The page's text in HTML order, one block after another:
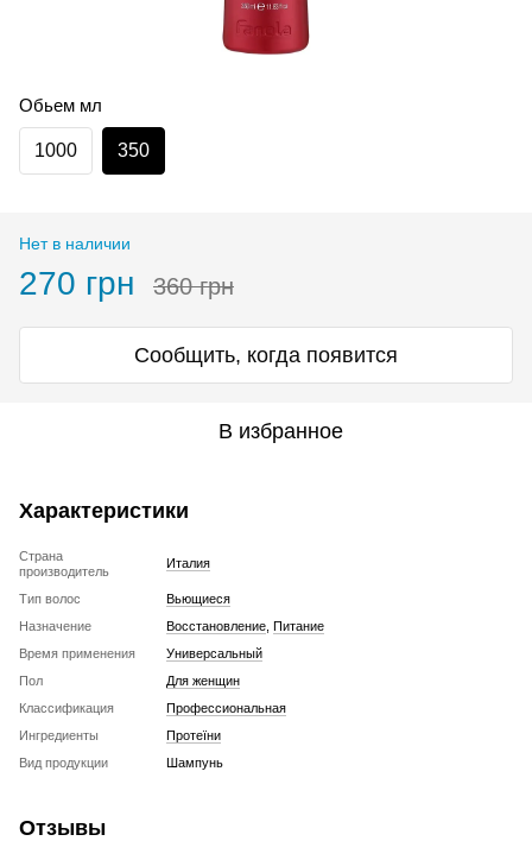
Обьем мл
1000 350
Нет в наличии
270 грн 360 грн
Сообщить, когда появится
В избранное
Характеристики
Страна
производитель
Италия
Тип волос
Вьющиеся
Назначение
Восстановление Питание
Время применения
Универсальный
Пол
Для женщин
Классификация
Профессиональная
Ингредиенты
Протеїни
Вид продукции
Шампунь
Отзывы